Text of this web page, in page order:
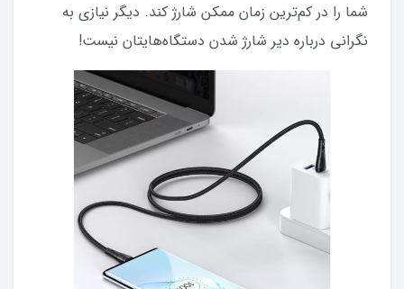
شما را در کم‌ترین زمان ممکن شارژ کند. دیگر نیازی به
نگرانی درباره دیر شارژ شدن دستگاه‌هایتان نیست!